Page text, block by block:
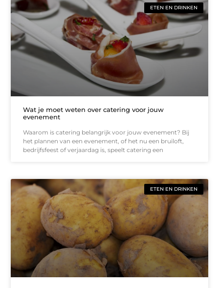
ETEN EN DRINKEN
Wat je moet weten over catering voor jouw
evenement
Waarom is catering belangrijk voor jouw evenement? Bij
het plannen van een evenement, of het nu een bruiloft,
bedrijfsfeest of verjaardag is, speelt catering een
ETEN EN DRINKEN